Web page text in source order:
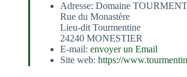
Adresse: Domaine
Rue du Monastère
Lieu-dit Tourmentine
24240 MONESTIER
E-mail: envoyer un Email
Site web: https://